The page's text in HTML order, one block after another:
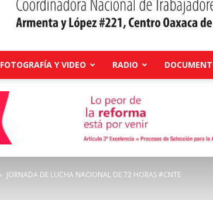
FOTOGRAFÍA Y VIDEO RADIO
JORNADA DE LUCHA NACIONAL DE 72 HORAS #CNTE